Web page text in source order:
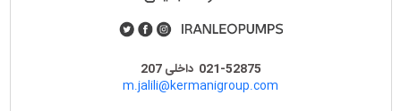
021-52875 داخلی 205
a.hosseini1@kermanigroup.com
021-52875 داخلی 207
m.jalili@kermanigroup.com